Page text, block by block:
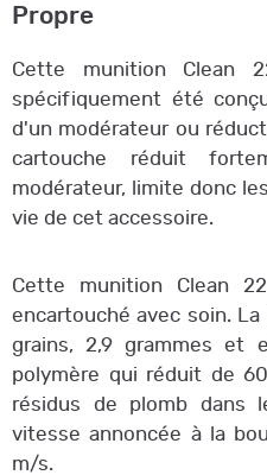
Propre
Cette munition Clean
spécifiquement été
d'un modérateur ou
cartouche réduit
modérateur, limite donc
vie de cet accessoire.
Cette munition Clean
encartouché avec soin.
grains, 2,9 grammes et
polymère qui réduit de
résidus de plomb dans
vitesse annoncée à la
m/s.